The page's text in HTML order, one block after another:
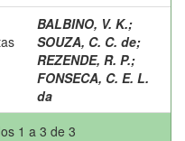
BALBINO, V. K.;
SOUZA, C. C. de;
REZENDE, R. P.;
FONSECA, C. E. L.
da
1 a 3 de 3